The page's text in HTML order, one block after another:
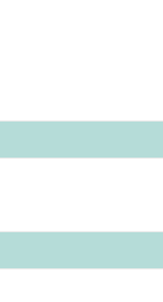
Lampe für 90s